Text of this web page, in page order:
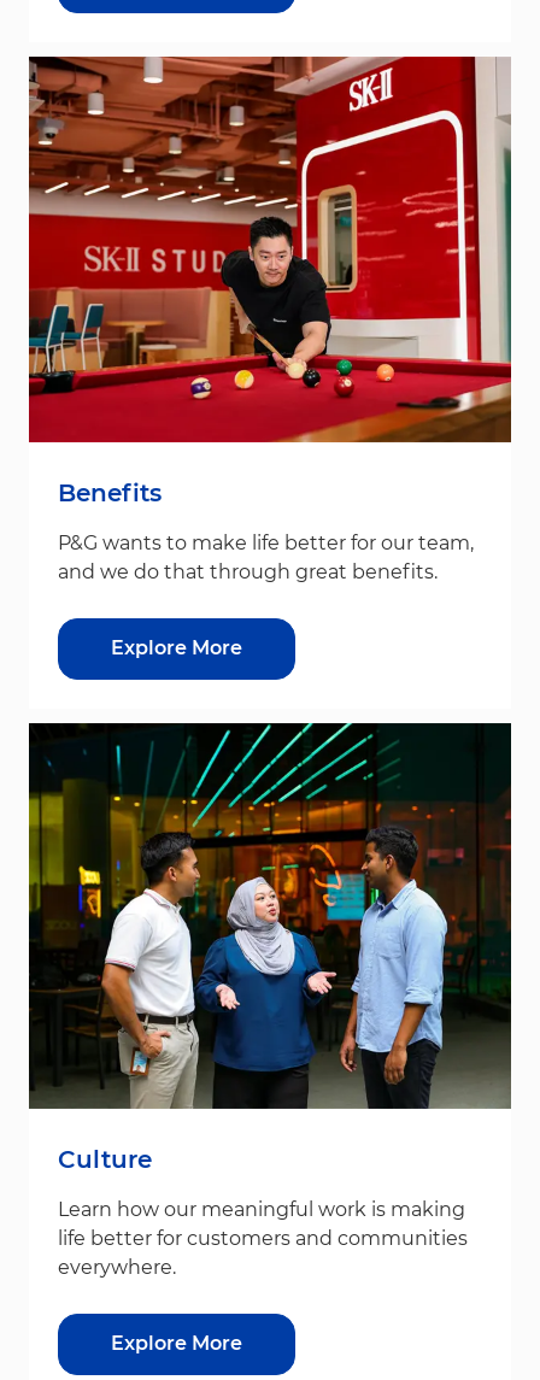
Benefits
P&G wants to make life better for our team,
and we do that through great benefits.
Explore More
Culture
Learn how our meaningful work is making
life better for customers and communities
everywhere.
Explore More